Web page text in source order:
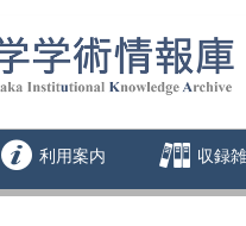
利用案内 収録